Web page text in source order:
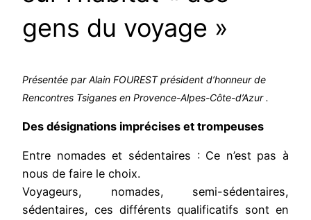
gens du voyage »
Présentée par Alain FOUREST président d’honneur de
Rencontres Tsiganes en Provence-Alpes-Côte-d’Azur .
Des désignations imprécises et trompeuses
Entre nomades et sédentaires : Ce n’est pas à
nous de faire le choix.
Voyageurs, nomades, semi-sédentaires,
sédentaires, ces différents qualificatifs sont en